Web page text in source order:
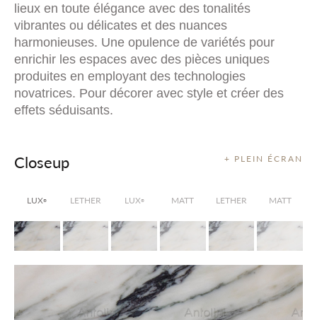
lieux en toute élégance avec des tonalités
vibrantes ou délicates et des nuances
harmonieuses. Une opulence de variétés pour
enrichir les espaces avec des pièces uniques
produites en employant des technologies
novatrices. Pour décorer avec style et créer des
effets séduisants.
+ PLEIN ÉCRAN
Closeup
LUX® LETHER LUX® MATT LETHER MATT